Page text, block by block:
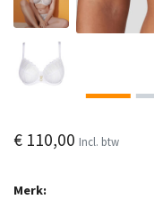
€ 110,00 Incl. btw
Merk: